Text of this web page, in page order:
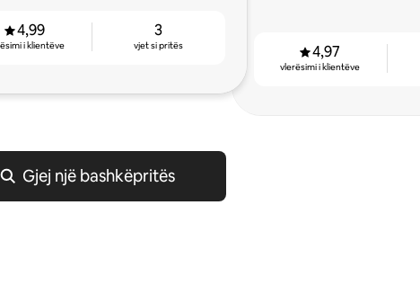
4,99
i klientëve
3
vjet si pritës 4,97
vlerësimi i klientëve
Gjej një bashkëpritës